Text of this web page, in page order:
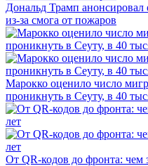
Дональд Трамп
из-за смога от пожаров
Марокко оценило число
проникнуть в Сеуту, в 40
От QR-кодов до фронта: чем